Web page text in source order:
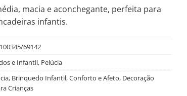
macia e aconchegante, perfeita para
infantis.
69142
e Infantil, Pelúcia
, Brinquedo Infantil,Conforto e Afeto, Decoração
Crianças